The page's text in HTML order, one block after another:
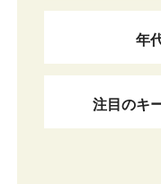
年
注目のキ